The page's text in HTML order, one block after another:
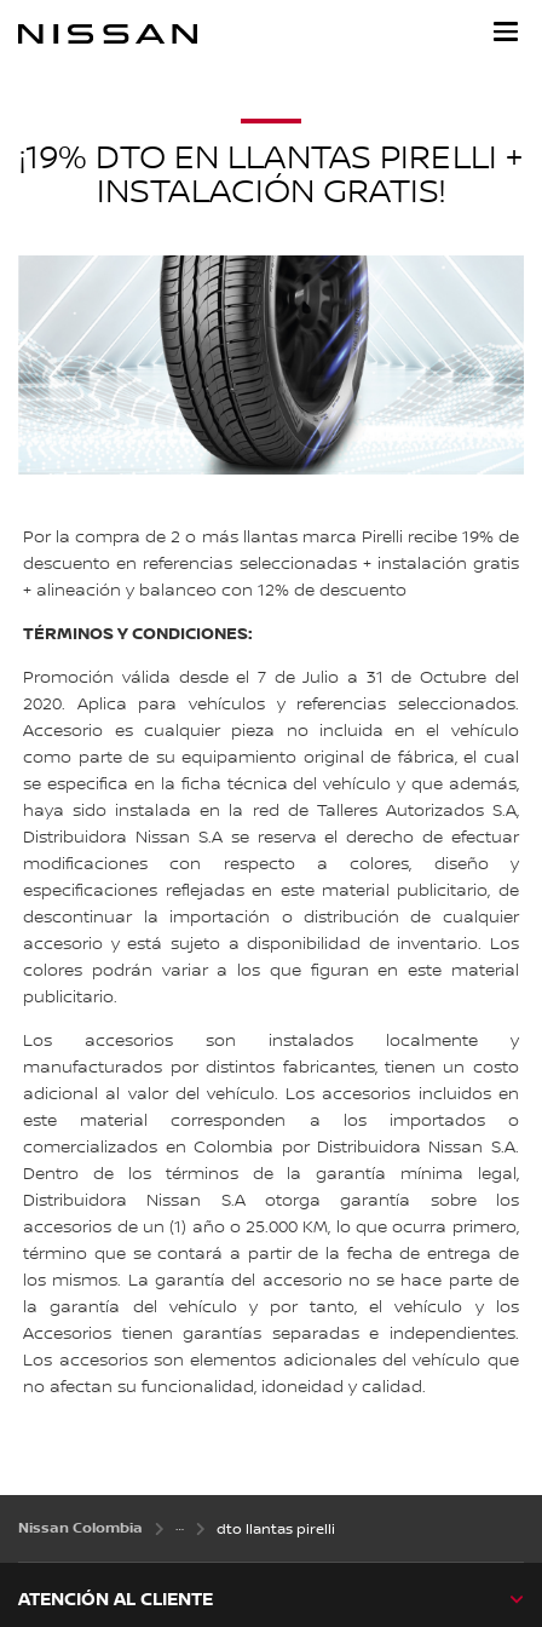
¡19% DTO EN LLANTAS PIRELLI +
INSTALACIÓN GRATIS!
Por la compra de 2 o más llantas marca Pirelli recibe 19% de
descuento en referencias seleccionadas + instalación gratis
+ alineación y balanceo con 12% de descuento
TÉRMINOS Y CONDICIONES:
Promoción válida desde el 7 de Julio a 31 de Octubre del
2020. Aplica para vehículos y referencias seleccionados.
Accesorio es cualquier pieza no incluida en el vehículo
como parte de su equipamiento original de fábrica, el cual
se especifica en la ficha técnica del vehículo y que además,
haya sido instalada en la red de Talleres Autorizados S.A,
Distribuidora Nissan S.A se reserva el derecho de efectuar
modificaciones con respecto a colores, diseño y
especificaciones reflejadas en este material publicitario, de
descontinuar la importación o distribución de cualquier
accesorio y está sujeto a disponibilidad de inventario. Los
colores podrán variar a los que figuran en este material
publicitario.
Los accesorios son instalados localmente y
manufacturados por distintos fabricantes, tienen un costo
adicional al valor del vehículo. Los accesorios incluidos en
este material corresponden a los importados o
comercializados en Colombia por Distribuidora Nissan S.A.
Dentro de los términos de la garantía mínima legal,
Distribuidora Nissan S.A otorga garantía sobre los
accesorios de un (1) año o 25.000 KM, lo que ocurra primero,
término que se contará a partir de la fecha de entrega de
los mismos. La garantía del accesorio no se hace parte de
la garantía del vehículo y por tanto, el vehículo y los
Accesorios tienen garantías separadas e independientes.
Los accesorios son elementos adicionales del vehículo que
no afectan su funcionalidad, idoneidad y calidad.
Nissan Colombia dto llantas pirelli
ATENCIÓN AL CLIENTE